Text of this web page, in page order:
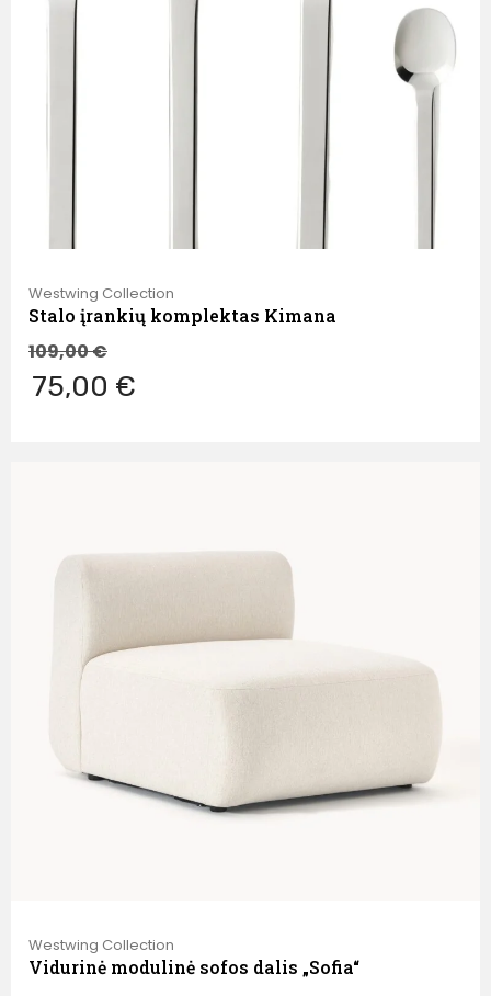
Westwing Collection
Stalo įrankių komplektas Kimana
109,00€
75,00 €
Westwing Collection
Vidurinė modulinė sofos dalis „Sofia“